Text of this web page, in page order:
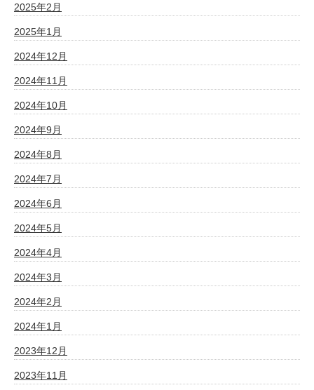
2025年2月
2025年1月
2024年12月
2024年11月
2024年10月
2024年9月
2024年8月
2024年7月
2024年6月
2024年5月
2024年4月
2024年3月
2024年2月
2024年1月
2023年12月
2023年11月